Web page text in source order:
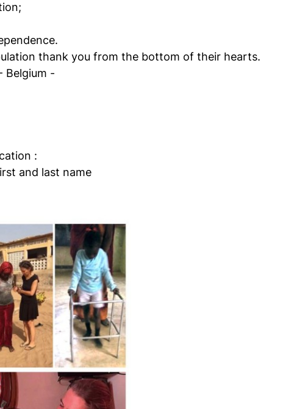
thank you from the bottom of their hearts.
Belgium -
:
and last name